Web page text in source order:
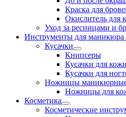
Краска для
Окислитель для
Уход за ресницами и
Инструменты для маникюра
Кусачки
Книпсеры
Кусачки для
Кусачки для
Ножницы
Ножницы для
Косметика
Косметические